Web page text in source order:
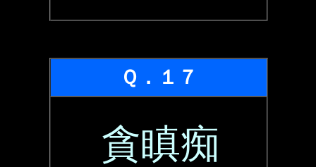
Ｑ．１７
貪瞋痴